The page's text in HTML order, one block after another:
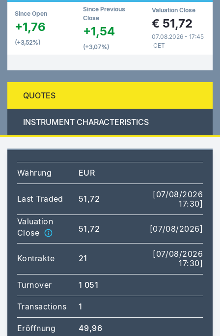
Since Open
+1,76
(+3,52%)
Since Previous
Close
+1,54
(+3,07%)
Valuation Close
€ 51,72
07.08.2026 - 17:45
CET
QUOTES
INSTRUMENT CHARACTERISTICS
Währung EUR
Last Traded 51,72
[07/08/2026
17:30]
Valuation
Close
51,72 [07/08/2026]
Kontrakte 21
[07/08/2026
17:30]
Turnover 1 051
Transactions 1
Eröffnung 49,96